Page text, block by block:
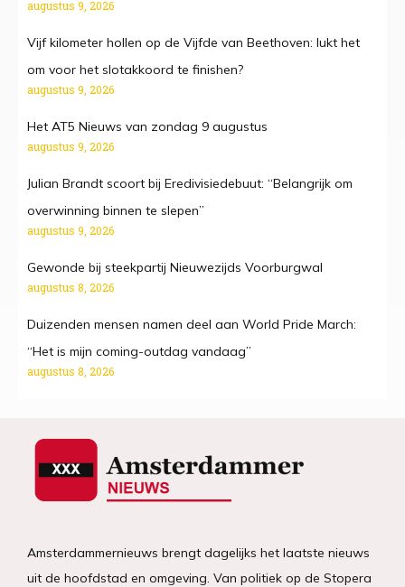
augustus 9, 2026
Vijf kilometer hollen op de Vijfde van Beethoven: lukt het
om voor het slotakkoord te finishen?
augustus 9, 2026
Het AT5 Nieuws van zondag 9 augustus
augustus 9, 2026
Julian Brandt scoort bij Eredivisiedebuut: “Belangrijk om
overwinning binnen te slepen”
augustus 9, 2026
Gewonde bij steekpartij Nieuwezijds Voorburgwal
augustus 8, 2026
Duizenden mensen namen deel aan World Pride March:
“Het is mijn coming-outdag vandaag”
augustus 8, 2026
Amsterdammernieuws brengt dagelijks het laatste nieuws
uit de hoofdstad en omgeving. Van politiek op de Stopera